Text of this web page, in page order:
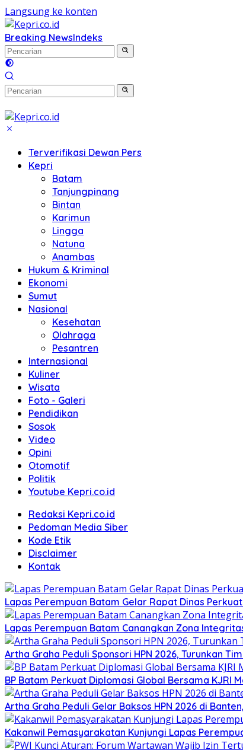
Langsung ke konten
Breaking NewsIndeks
Terverifikasi Dewan Pers
Kepri
Batam
Tanjungpinang
Bintan
Karimun
Lingga
Natuna
Anambas
Hukum & Kriminal
Ekonomi
Sumut
Nasional
Kesehatan
Olahraga
Pesantren
Internasional
Kuliner
Wisata
Foto - Galeri
Pendidikan
Sosok
Video
Opini
Otomotif
Politik
Youtube Kepri.co.id
Redaksi Kepri.co.id
Pedoman Media Siber
Kode Etik
Disclaimer
Kontak
Lapas Perempuan Batam Gelar Rapat Dinas
Lapas Perempuan Batam Canangkan Zona
Artha Graha Peduli Sponsori HPN 2026, Turunkan
BP Batam Perkuat Diplomasi Global Bersama KJRI
Artha Graha Peduli Gelar Baksos HPN 2026 di
Kakanwil Pemasyarakatan Kunjungi Lapas